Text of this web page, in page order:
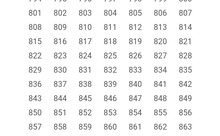
801
802 803 804 805 806
807
808
809 810 811 812 813
814
815
816 817 818 819 820
821
822
823 824 825 826 827
828
829
830 831 832 833 834
835
836
837 838 839 840 841
842
843
844 845 846 847 848
849
850
851 852 853 854 855
856
857
858 859 860 861 862
863